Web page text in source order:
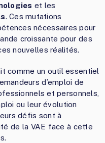
et les
. Ces mutations
nécessaires pour
croissante pour des
nouvelles réalités.
comme un outil essentiel
d’emploi de
et personnels,
ou leur évolution
défis sont à
de la VAE face à cette